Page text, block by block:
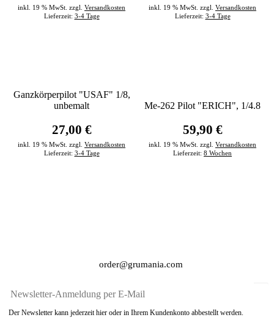
inkl. 19 % MwSt. zzgl. Versandkosten
Lieferzeit: 3-4 Tage
inkl. 19 % MwSt. zzgl. Versandkosten
Lieferzeit: 3-4 Tage
Ganzkörperpilot "USAF" 1/8,
unbemalt
27,00 €
inkl. 19 % MwSt. zzgl. Versandkosten
Lieferzeit: 3-4 Tage
Me-262 Pilot "ERICH", 1/4.8
59,90 €
inkl. 19 % MwSt. zzgl. Versandkosten
Lieferzeit: 8 Wochen
order@grumania.com
Der Newsletter kann jederzeit hier oder in Ihrem Kundenkonto abbestellt werden.